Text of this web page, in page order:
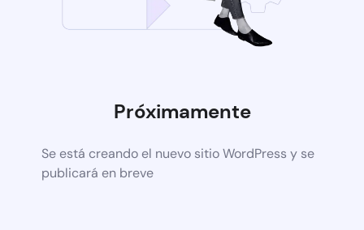
Próximamente
Se está creando el nuevo sitio WordPress y se
publicará en breve